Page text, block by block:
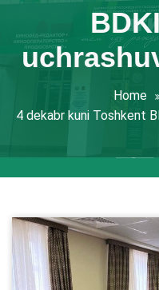
Home
4 dekabr kuni Toshkent